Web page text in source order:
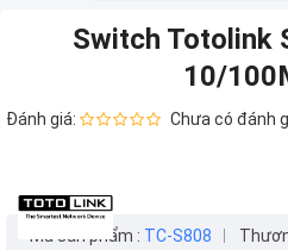
Switch Totolink
10/
Đánh giá: Chưa có đánh
Mã sản phẩm : TC-S808